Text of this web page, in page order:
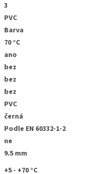
3
PVC
Barva
70 °C
ano
bez
bez
bez
PVC
černá
Podle EN 60332-1-2
ne
9.5 mm
+5 - +70 °C